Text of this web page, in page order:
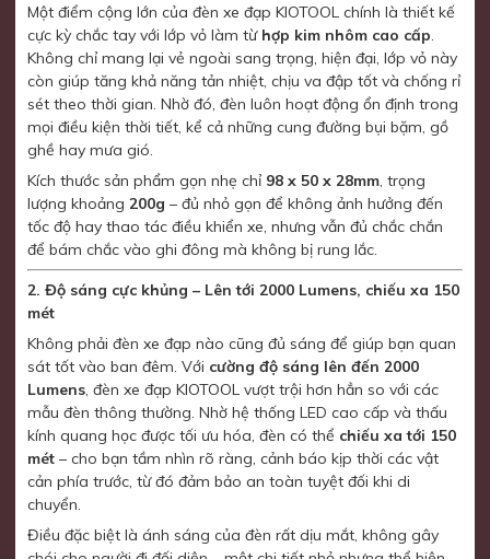
Một điểm cộng lớn của đèn xe đạp KIOTOOL chính là thiết kế
cực kỳ chắc tay với lớp vỏ làm từ hợp kim nhôm cao cấp
Không chỉ mang lại vẻ ngoài sang trọng, hiện đại, lớp vỏ này
còn giúp tăng khả năng tản nhiệt, chịu va đập tốt và chống rỉ
sét theo thời gian. Nhờ đó, đèn luôn hoạt động ổn định trong
mọi điều kiện thời tiết, kể cả những cung đường bụi bặm, gồ
ghề hay mưa gió.
Kích thước sản phẩm gọn nhẹ chỉ 98 x 50 x 28mm , trọng
lượng khoảng 200g – đủ nhỏ gọn để không ảnh hưởng đến
tốc độ hay thao tác điều khiển xe, nhưng vẫn đủ chắc chắn
để bám chắc vào ghi đông mà không bị rung lắc.
2. Độ sáng cực khủng – Lên tới 2000 Lumens, chiếu xa 150
mét
Không phải đèn xe đạp nào cũng đủ sáng để giúp bạn quan
sát tốt vào ban đêm. Với cường độ sáng lên đến 2000
Lumens , đèn xe đạp KIOTOOL vượt trội hơn hẳn so với các
mẫu đèn thông thường. Nhờ hệ thống LED cao cấp và thấu
kính quang học được tối ưu hóa, đèn có thể chiếu xa tới 150
mét – cho bạn tầm nhìn rõ ràng, cảnh báo kịp thời các vật
cản phía trước, từ đó đảm bảo an toàn tuyệt đối khi di
chuyển.
Điều đặc biệt là ánh sáng của đèn rất dịu mắt, không gây